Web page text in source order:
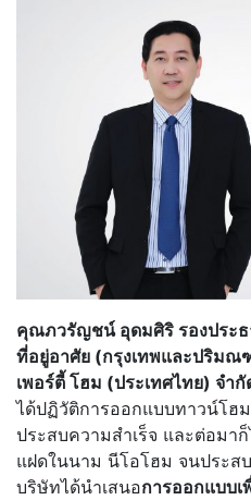
คุณภวรัญชน์ อุดมศิริ รองประธ
ที่อยู่อาศัย (กรุงเทพและปริม
เพอร์ตี้ โฮม (ประเทศไทย) จำกั
ได้ปฏิวัติการออกแบบทาวน์โฮ
ประสบความสำเร็จ และต่อมา
แฝดในนาม นีโอโฮม จนประส
บริษัทได้นำเสนอการออกแบบ